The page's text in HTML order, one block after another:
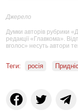
Джерело
Думки авторів рубрики
редакції «Главкома».
вголос» несуть автори
Теги: росія